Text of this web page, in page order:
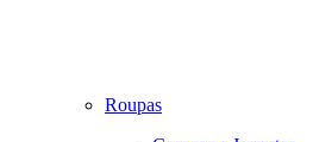
Roupas